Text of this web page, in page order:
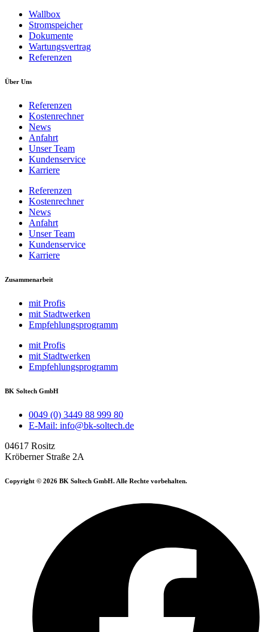
Wallbox
Stromspeicher
Dokumente
Wartungsvertrag
Referenzen
Über Uns
Referenzen
Kostenrechner
News
Anfahrt
Unser Team
Kundenservice
Karriere
Referenzen
Kostenrechner
News
Anfahrt
Unser Team
Kundenservice
Karriere
Zusammenarbeit
mit Profis
mit Stadtwerken
Empfehlungsprogramm
mit Profis
mit Stadtwerken
Empfehlungsprogramm
BK Soltech GmbH
0049 (0) 3449 88 999 80
E-Mail: info@bk-soltech.de
04617 Rositz
Kröberner Straße 2A
Copyright © 2026 BK Soltech GmbH. Alle Rechte vorbehalten.